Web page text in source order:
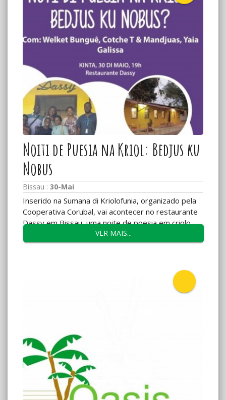
Noiti de Puesia na Kriol: Bedjus ku
Nobus
Bissau : 30-Mai
Inserido na Sumana di Kriolofunia, organizado pela
Cooperativa Corubal, vai acontecer no restaurante
Dassy,em Bissau, uma noite de poesia em criolo
que vai contar com a participação do actor Welket...
VER MAIS...